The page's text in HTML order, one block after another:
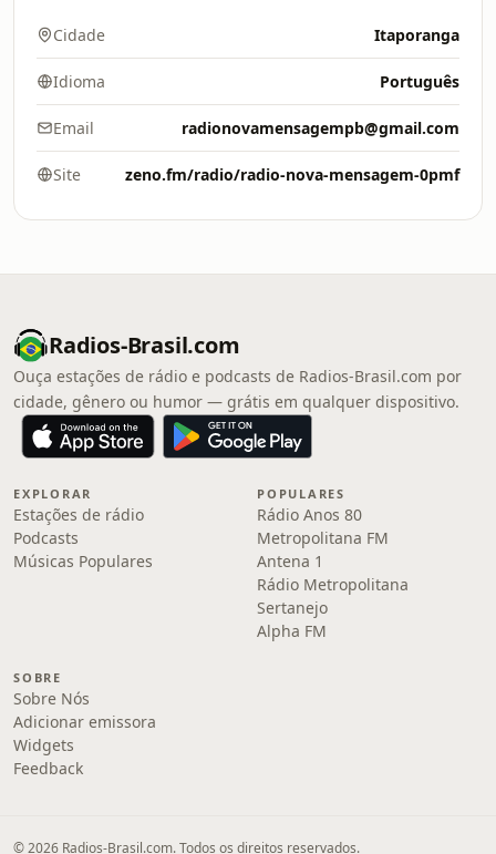
Cidade Itaporanga
Idioma Português
Email radionovamensagempb@gmail.com
Site zeno.fm/radio/radio-nova-mensagem-0pmf
Radios-Brasil.com
Ouça estações de rádio e podcasts de Radios-Brasil.com por
cidade, gênero ou humor — grátis em qualquer dispositivo.
EXPLORAR
Estações de rádio
Podcasts
Músicas Populares
POPULARES
Rádio Anos 80
Metropolitana FM
Antena 1
Rádio Metropolitana
Sertanejo
Alpha FM
SOBRE
Sobre Nós
Adicionar emissora
Widgets
Feedback
© 2026 Radios-Brasil.com. Todos os direitos reservados.